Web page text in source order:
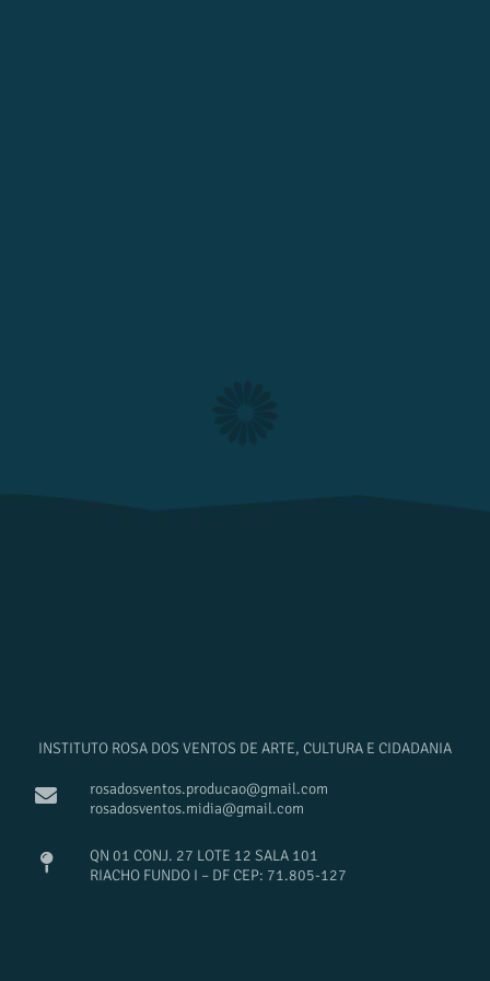
INSTITUTO ROSA DOS VENTOS DE ARTE, CULTURA E CIDADANIA
rosadosventos.producao@gmail.com
rosadosventos.midia@gmail.com
QN 01 CONJ. 27 LOTE 12 SALA 101
RIACHO FUNDO I – DF CEP: 71.805-127